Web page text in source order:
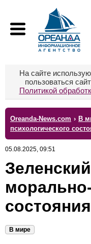
На сайте
пользоваться
Политикой
Oreanda-News.com › В
психологического
05.08.2025, 09:51
В мире